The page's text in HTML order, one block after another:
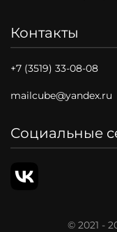
Контакты
+7 (3519) 33-08-08
mailcube@yandex.ru
Социальные
© 2021 -